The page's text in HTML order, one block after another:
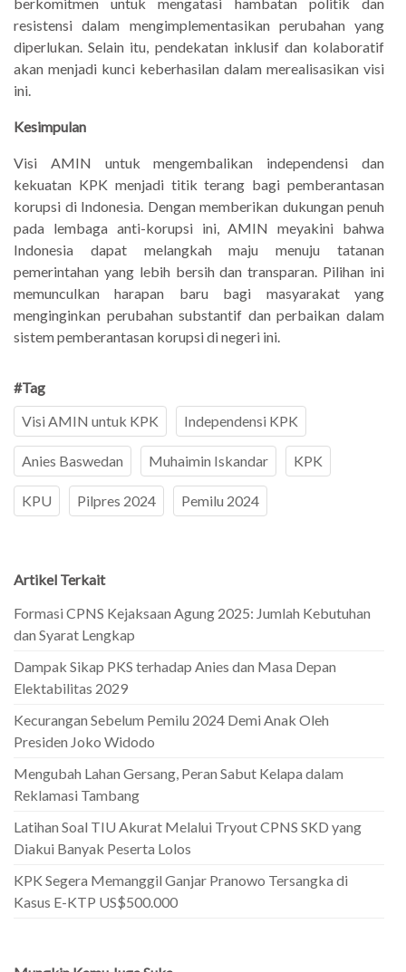
resistensi dalam mengimplementasikan perubahan yang
diperlukan. Selain itu, pendekatan inklusif dan kolaboratif
akan menjadi kunci keberhasilan dalam merealisasikan visi
ini.
Kesimpulan
Visi AMIN untuk mengembalikan independensi dan
kekuatan KPK menjadi titik terang bagi pemberantasan
korupsi di Indonesia. Dengan memberikan dukungan penuh
pada lembaga anti-korupsi ini, AMIN meyakini bahwa
Indonesia dapat melangkah maju menuju tatanan
pemerintahan yang lebih bersih dan transparan. Pilihan ini
memunculkan harapan baru bagi masyarakat yang
menginginkan perubahan substantif dan perbaikan dalam
sistem pemberantasan korupsi di negeri ini.
#Tag
Visi AMIN untuk KPK
Independensi KPK
Anies Baswedan Muhaimin Iskandar KPK
KPU Pilpres 2024 Pemilu 2024
Artikel Terkait
Formasi CPNS Kejaksaan Agung 2025: Jumlah Kebutuhan
dan Syarat Lengkap
Dampak Sikap PKS terhadap Anies dan Masa Depan
Elektabilitas 2029
Kecurangan Sebelum Pemilu 2024 Demi Anak Oleh
Presiden Joko Widodo
Mengubah Lahan Gersang, Peran Sabut Kelapa dalam
Reklamasi Tambang
Latihan Soal TIU Akurat Melalui Tryout CPNS SKD yang
Diakui Banyak Peserta Lolos
KPK Segera Memanggil Ganjar Pranowo Tersangka di
Kasus E-KTP US$500.000